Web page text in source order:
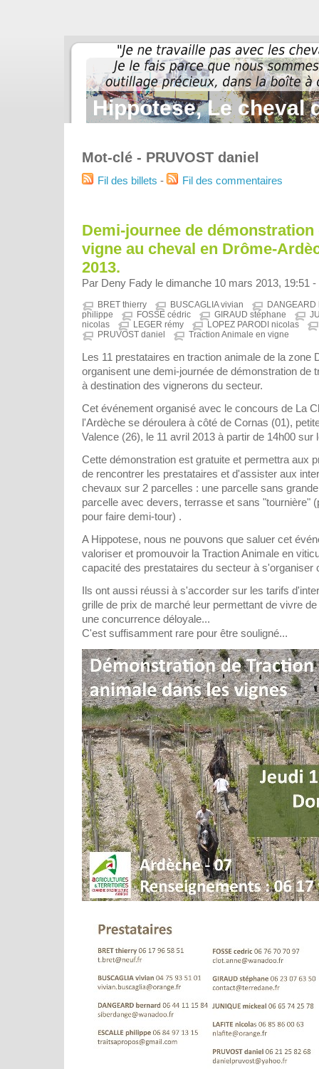
Hippotese, Le cheval
Mot-clé - PRUVOST daniel
Fil des billets - Fil des commentaires
Demi-journee de démonstration
vigne au cheval en Drôme-
2013.
Par Deny Fady le dimanche 10 mars 2013, 19:51 -
BRET thierry BUSCAGLIA vivian
philippe
FOSSE cédric GIRAUD stéphane
nicolas
LEGER rémy
LOPEZ PARODI nicolas
PRUVOST daniel
Traction Animale en vigne
Les 11 prestataires en traction animale de la zone
organisent une demi-journée de démonstration de
à destination des vignerons du secteur.
Cet événement organisé avec le concours de La
l'Ardèche se déroulera à côté de Cornas (01),
Valence (26), le 11 avril 2013 à partir de 14h00 sur
Cette démonstration est gratuite et permettra aux
de rencontrer les prestataires et d'assister aux
chevaux sur 2 parcelles : une parcelle sans
parcelle avec devers, terrasse et sans "tournière"
pour faire demi-tour) .
A Hippotese, nous ne pouvons que saluer cet
valoriser et promouvoir la Traction Animale en
capacité des prestataires du secteur à s'organiser
Ils ont aussi réussi à s'accorder sur les tarifs
grille de prix de marché leur permettant de vivre
une concurrence déloyale...
C'est suffisamment rare pour être souligné...